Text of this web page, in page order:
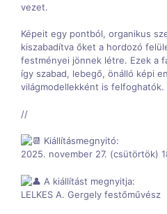
vezet.
Képeit egy pontból, organikus
kiszabadítva őket a hordozó
festményei jönnek létre. Ezek a
így szabad, lebegő, önálló képi
világmodellekként is felfoghatók.
//
Kiállításmegnyitó:
2025. november 27. (csütörtök)
A kiállítást megnyitja:
LELKES A. Gergely festőművész